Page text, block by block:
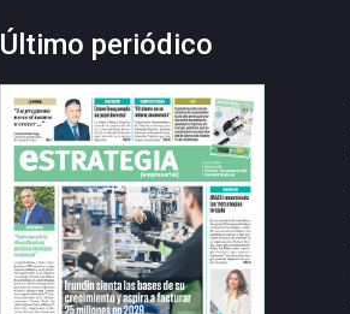
Último periódico